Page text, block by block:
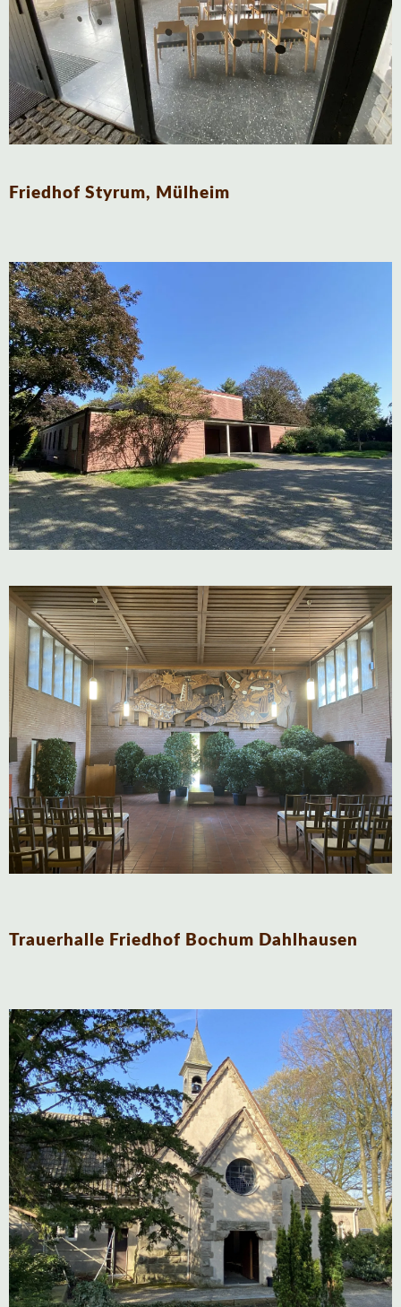
Friedhof Styrum, Mülheim
Trauerhalle Friedhof Bochum Dahlhausen